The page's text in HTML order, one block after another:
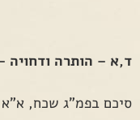
ד,א – הותרה
סיכם בפמ"ג שכח,